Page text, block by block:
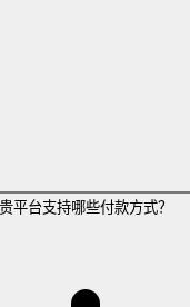
贵平台支持哪些付款方式？